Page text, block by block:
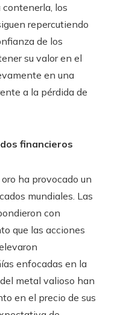
los
repercutiendo
de los
su valor en el
en una
a la pérdida de
financieros
ha provocado un
mundiales. Las
con
que las acciones
enfocadas en la
metal valioso han
en el precio de sus